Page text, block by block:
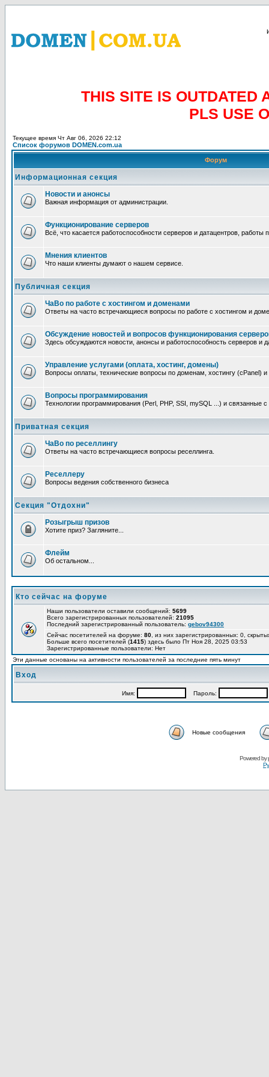
THIS SITE IS OUTDATED
PLS USE
Текущее время Чт Авг 06, 2026 22:12
Список форумов DOMEN.com.ua
Форум
Информационная секция
Новости и анонсы
Важная информация от администрации.
Функционирование серверов
Всё, что касается работоспособности серверов и датацентров, работы
Мнения клиентов
Что наши клиенты думают о нашем сервисе.
Публичная секция
ЧаВо по работе с хостингом и доменами
Ответы на часто встречающиеся вопросы по работе с хостингом и
Обсуждение новостей и вопросов функционирования
Здесь обсуждаются новости, анонсы и работоспособность серверов и
Управление услугами (оплата, хостинг, домены)
Вопросы оплаты, технические вопросы по доменам, хостингу (cPanel)
Вопросы программирования
Технологии программирования (Perl, PHP, SSI, mySQL ...) и связанные
Приватная секция
ЧаВо по реселлингу
Ответы на часто встречающиеся вопросы реселлинга.
Реселлеру
Вопросы ведения собственного бизнеса
Секция "Отдохни"
Розыгрыш призов
Хотите приз? Загляните...
Флейм
Об остальном...
Кто сейчас на форуме
Наши пользователи оставили сообщений: 5699
Всего зарегистрированных пользователей: 21095
Последний зарегистрированный пользователь: gebov94300
Сейчас посетителей на форуме: 80 , из них зарегистрированных: 0,
Больше всего посетителей (1415) здесь было Пт Ноя 28, 2025 03:53
Зарегистрированные пользователи: Нет
Эти данные основаны на активности пользователей за последние пять минут
Вход
Имя: Пароль:
Новые сообщения
Powered by